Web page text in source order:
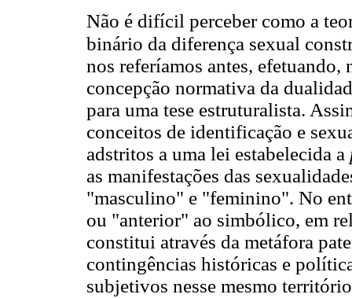
Não é difícil perceber como a
binário da diferença sexual
nos referíamos antes,
concepção normativa da
para uma tese estruturalista.
conceitos de identificação e
adstritos a uma lei estabelecida a
as manifestações das
"masculino" e "feminino". No
ou "anterior" ao simbólico, em
constitui através da metáfora
contingências históricas e
subjetivos nesse mesmo